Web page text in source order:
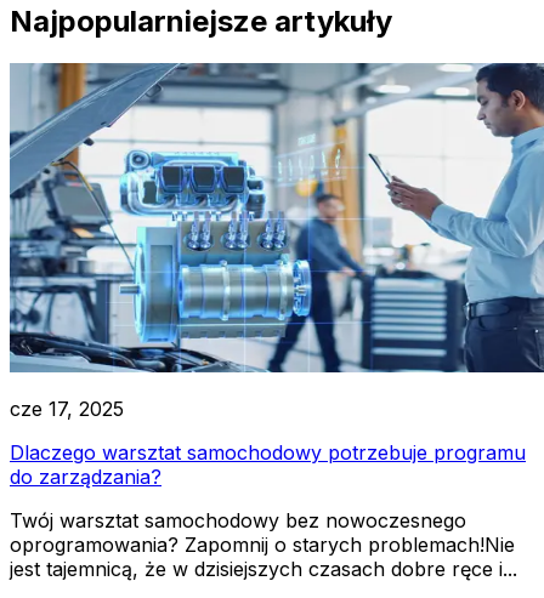
Najpopularniejsze artykuły
cze 17, 2025
Dlaczego warsztat samochodowy potrzebuje programu
do zarządzania?
Twój warsztat samochodowy bez nowoczesnego
oprogramowania? Zapomnij o starych problemach!Nie
jest tajemnicą, że w dzisiejszych czasach dobre ręce i...